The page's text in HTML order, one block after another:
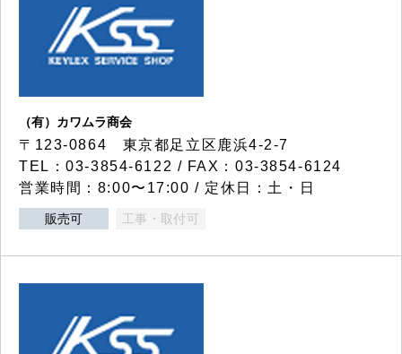
（有）カワムラ商会
〒123-0864 東京都足立区鹿浜4-2-7
TEL：03-3854-6122 / FAX：03-3854-6124
営業時間：8:00〜17:00 / 定休日：土・日
販売可 工事・取付可